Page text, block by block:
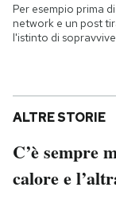
Per esempio prima
network e un post
l'istinto di
ALTRE STORIE
C’è sempre
calore e